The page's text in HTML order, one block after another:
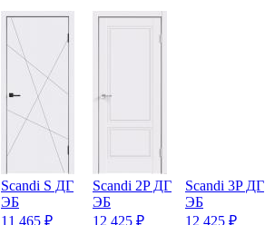
Scandi S ДГ
ЭБ
11 465 ₽
Scandi 2P ДГ
ЭБ
12 425 ₽
Scandi 3P ДГ
ЭБ
12 425 ₽